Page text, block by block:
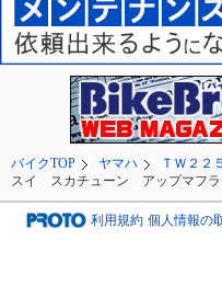
バイクTOP ヤマハ ＴＷ２２
スイ スカチューン アップマフ
利用規約 個人情報の